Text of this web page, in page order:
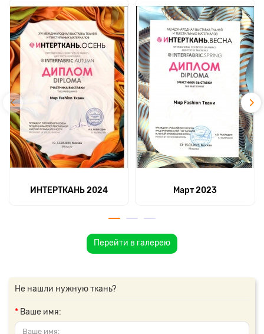
ИНТЕРТКАНЬ 2024 Март 2023
Перейти в галерею
Не нашли нужную ткань?
Ваше имя: